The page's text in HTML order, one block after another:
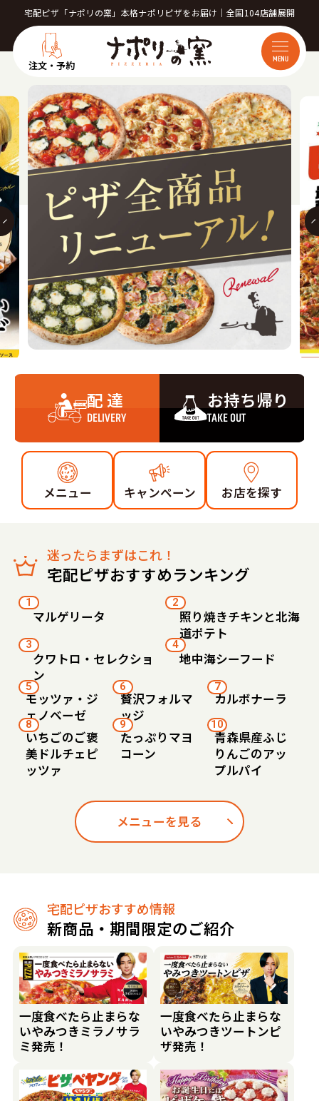
宅配ピザ「ナポリの窯」本格ナポリピザをお届け｜全国104店舗展開
注文・予約 MENU
配 達
DELIVERY
お持ち帰り
TAKE OUT
メニュー キャンペーン お店を探す
迷ったらまずはこれ！
宅配ピザおすすめランキング
1
マルゲリータ
2
照り焼きチキンと北海
道ポテト
3
クワトロ・セレクショ
ン
4
地中海シーフード
5
モッツァ・ジ
ェノベーゼ
6
贅沢フォルマ
ッジ
7
カルボナーラ
8
いちごのご褒
美ドルチェピ
ッツァ
9
たっぷりマヨ
コーン
10
青森県産ふじ
りんごのアッ
プルパイ
メニューを見る
宅配ピザおすすめ情報
新商品・期間限定のご紹介
一度食べたら止まらな
いやみつきミラノサラ
ミ発売！
一度食べたら止まらな
いやみつきツートンピ
ザ発売！